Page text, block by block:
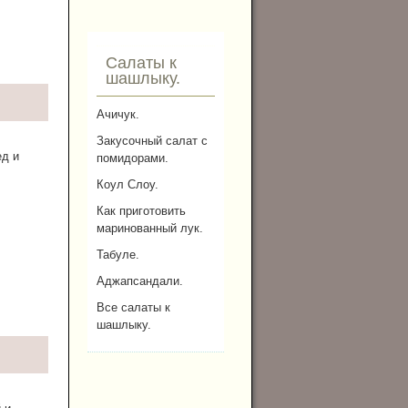
Салаты к
шашлыку.
Ачичук.
Закусочный салат с
помидорами.
Коул Слоу.
Как приготовить
маринованный лук.
Табуле.
Аджапсандали.
Все салаты к
шашлыку.
и